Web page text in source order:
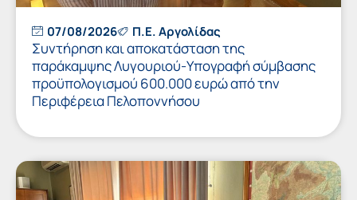
07/08/2026 Π.Ε. Αργολίδας
Συντήρηση και αποκατάσταση της
παράκαμψης Λυγουριού-Υπογραφή σύμβασης
προϋπολογισμού 600.000 ευρώ από την
Περιφέρεια Πελοποννήσου